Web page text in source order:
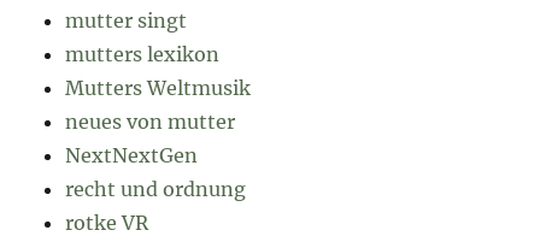
mutter singt
mutters lexikon
Mutters Weltmusik
neues von mutter
NextNextGen
recht und ordnung
rotke VR